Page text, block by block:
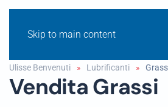
Skip to main content
Ulisse Benvenuti Lubrificanti
Vendita Grassi